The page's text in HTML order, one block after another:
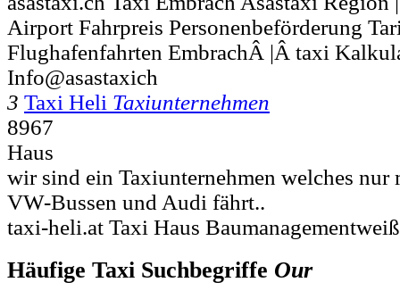
Airport Fahrpreis Personenbeförderung
Flughafenfahrten EmbrachÂ |Â taxi
Info@asastaxich
3 Taxi Heli Taxiunternehmen
8967
Haus
wir sind ein Taxiunternehmen welches nur
VW-Bussen und Audi fährt..
taxi-heli.at Taxi Haus
Häufige Taxi Suchbegriffe Our